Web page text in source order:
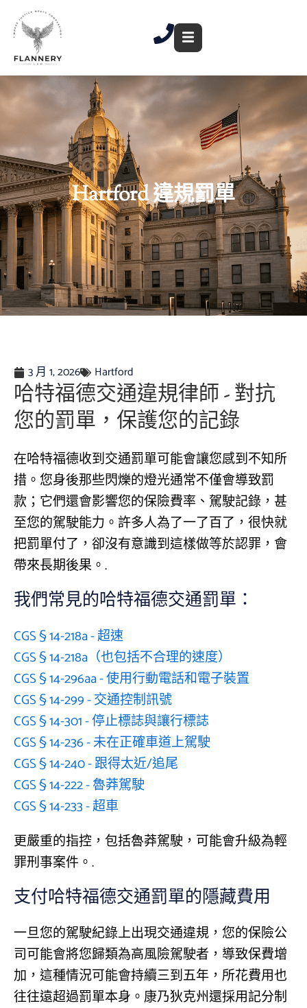
Hartford 違規罰單
3 月 1, 2026 Hartford
哈特福德交通違規律師 - 對抗
您的罰單，保護您的記錄
在哈特福德收到交通罰單可能會讓您感到不知所
措。您身後那些閃爍的燈光通常不僅會導致罰
款；它們還會影響您的保險費率、駕駛記錄，甚
至您的駕駛能力。許多人為了一了百了，很快就
把罰單付了，卻沒有意識到這樣做等於認罪，會
帶來長期後果。.
我們常見的哈特福德交通罰單：
CGS § 14-218a - 超速
CGS § 14-218a（也包括不合理的速度）
CGS § 14-296aa - 使用行動電話和電子裝置
CGS § 14-299 - 交通控制訊號
CGS § 14-301 - 停止標誌與讓行標誌
CGS § 14-236 - 未在正確車道上駕駛
CGS § 14-240 - 跟得太近/追尾
CGS § 14-222 - 魯莽駕駛
CGS § 14-233 - 超車
更嚴重的指控，包括魯莽駕駛，可能會升級為輕
罪刑事案件。.
支付哈特福德交通罰單的隱藏費用
一旦您的駕駛紀錄上出現交通違規，您的保險公
司可能會將您歸類為高風險駕駛者，導致保費增
加，這種情況可能會持續三到五年，所花費用也
往往遠超過罰單本身。康乃狄克州還採用記分制